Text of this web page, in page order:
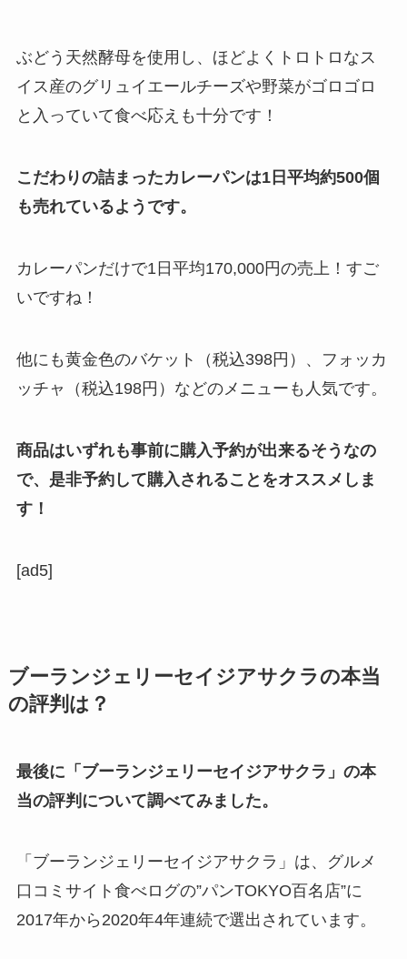
ぶどう天然酵母を使用し、ほどよくトロトロなス
イス産のグリュイエールチーズや野菜がゴロゴロ
と入っていて食べ応えも十分です！
こだわりの詰まったカレーパンは1日平均約500個
も売れているようです。
カレーパンだけで1日平均170,000円の売上！すご
いですね！
他にも黄金色のバケット（税込398円）、フォッカ
ッチャ（税込198円）などのメニューも人気です。
商品はいずれも事前に購入予約が出来るそうなの
で、是非予約して購入されることをオススメしま
す！
[ad5]
ブーランジェリーセイジアサクラの本当
の評判は？
最後に「ブーランジェリーセイジアサクラ」の本
当の評判について調べてみました。
「ブーランジェリーセイジアサクラ」は、グルメ
口コミサイト食べログの”パンTOKYO百名店”に
2017年から2020年4年連続で選出されています。